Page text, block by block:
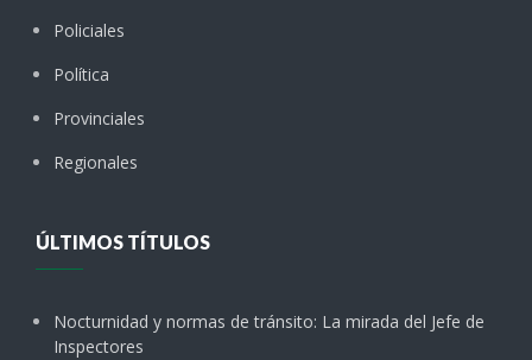
Policiales
Política
Provinciales
Regionales
ÚLTIMOS TÍTULOS
Nocturnidad y normas de tránsito: La mirada del Jefe de
Inspectores